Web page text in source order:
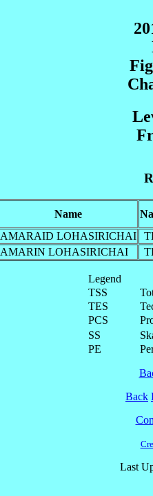
Name
AMARAID LOHASIRICHAI
AMARIN LOHASIRICHAI
Legend
TSS
TES
PCS
SS
PE
Back
Last